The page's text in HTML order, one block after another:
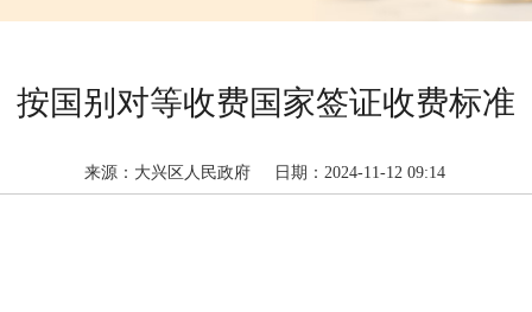
按国别对等收费国家签证收费标准
来源：大兴区人民政府 日期：2024-11-12 09:14